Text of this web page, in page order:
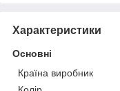
Характеристики
Основні
Країна виробник